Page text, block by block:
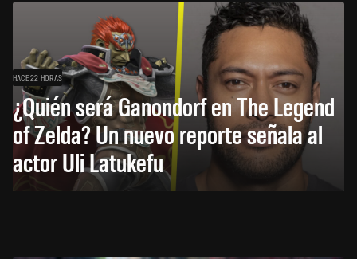
HACE 22 HORAS
¿Quién será Ganondorf en The Legend
of Zelda? Un nuevo reporte señala al
actor Uli Latukefu